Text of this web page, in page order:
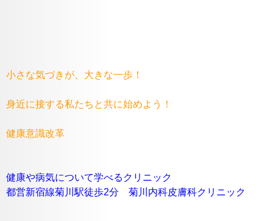
小さな気づきが、大きな一歩！
身近に接する私たちと共に始めよう！
健康意識改革
健康や病気について学べるクリニック
都営新宿線菊川駅徒歩2分 菊川内科皮膚科クリニック